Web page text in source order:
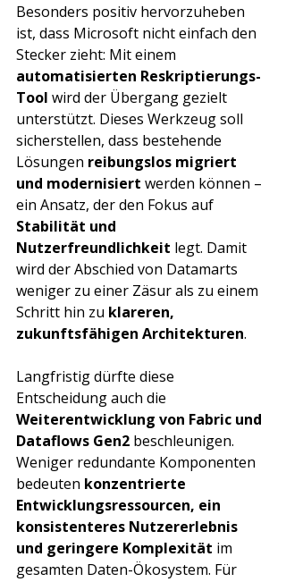
Besonders positiv hervorzuheben
ist, dass Microsoft nicht einfach den
Stecker zieht: Mit einem
automatisierten Reskriptierungs-
Tool wird der Übergang gezielt
unterstützt. Dieses Werkzeug soll
sicherstellen, dass bestehende
Lösungen reibungslos migriert
und modernisiert werden können –
ein Ansatz, der den Fokus auf
Stabilität und
Nutzerfreundlichkeit legt. Damit
wird der Abschied von Datamarts
weniger zu einer Zäsur als zu einem
Schritt hin zu klareren,
zukunftsfähigen Architekturen.
Langfristig dürfte diese
Entscheidung auch die
Weiterentwicklung von Fabric und
Dataflows Gen2 beschleunigen.
Weniger redundante Komponenten
bedeuten konzentrierte
Entwicklungsressourcen, ein
konsistenteres Nutzererlebnis
und geringere Komplexität im
gesamten Daten-Ökosystem. Für